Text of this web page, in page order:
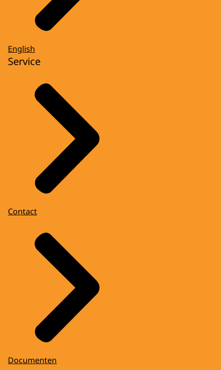
English
Service
Contact
Documenten